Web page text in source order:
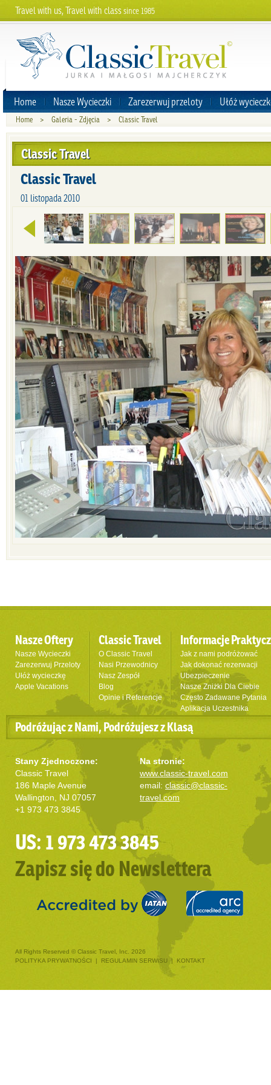
Travel with us, Travel with classsince 1985
Home Nasze Wycieczki Zarezerwuj przeloty Ułóż
Home > Galeria - Zdjęcia > Classic Travel
Classic Travel
Classic Travel
01 listopada 2010
Nasze Oftery
Nasze Wycieczki
Zarezerwuj Przeloty
Ułóż wycieczkę
Apple Vacations
Classic Travel
O Classic Travel
Nasi Przewodnicy
Nasz Zespół
Blog
Opinie i Referencje
Informacje
Jak z nami podróżować
Jak dokonać rezerwacji
Ubezpieczenie
Nasze Zniżki Dla Ciebie
Często Zadawane Pytania
Aplikacja Uczestnika
Podróżując z Nami, Podróżujesz z Klasą
Stany Zjednoczone:
Classic Travel
186 Maple Avenue
Wallington, NJ 07057
+1 973 473 3845
Na stronie:
www.classic-travel.com
email: classic@classic-
travel.com
US: 1 973 473 3845
Zapisz się do Newslettera
All Rights Reserved © Classic Travel, Inc. 2026
POLITYKA PRYWATNOŚCI
| REGULAMIN SERWISU | KONTAKT